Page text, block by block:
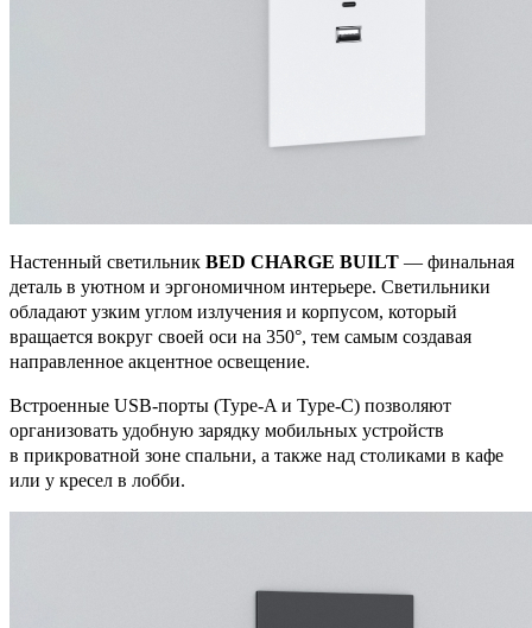
Настенный светильник BED CHARGE BUILT — финальная
деталь в уютном и эргономичном интерьере. Светильники
обладают узким углом излучения и корпусом, который
вращается вокруг своей оси на 350°, тем самым создавая
направленное акцентное освещение.
Встроенные USB-порты (Type-A и Type-C) позволяют
организовать удобную зарядку мобильных устройств
в прикроватной зоне спальни, а также над столиками в кафе
или у кресел в лобби.